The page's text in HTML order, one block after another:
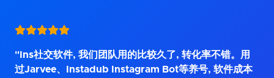
"Ins社交软件, 我们团队用的比较久了, 转化率不错。用
过Jarvee、Instadub Instagram Bot等养号, 软件成本